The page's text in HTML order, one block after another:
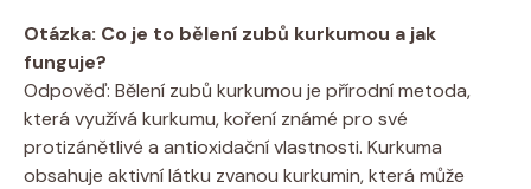
Otázka: Co je to bělení zubů kurkumou a jak
funguje?
Odpověď: Bělení zubů kurkumou je přírodní metoda,
která využívá kurkumu, koření známé pro své
protizánětlivé a antioxidační vlastnosti. Kurkuma
obsahuje aktivní látku zvanou kurkumin, která může